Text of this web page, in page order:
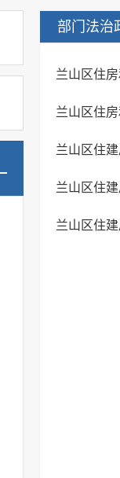
部门法治
兰山区住
兰山区住
兰山区住
兰山区住
兰山区住